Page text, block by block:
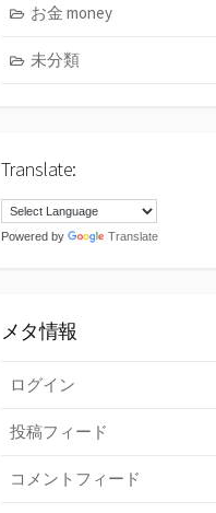
お金 money
未分類
Translate:
Powered by Translate
メタ情報
ログイン
投稿フィード
コメントフィード